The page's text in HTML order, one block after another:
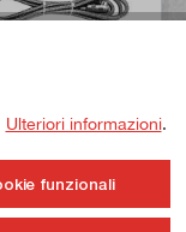
Ulteriori informazioni.
funzionali